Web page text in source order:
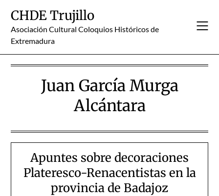
content
CHDE Trujillo
Asociación Cultural Coloquios Históricos de
Extremadura
Juan García Murga
Alcántara
Apuntes sobre decoraciones
Plateresco-Renacentistas en la
provincia de Badajoz